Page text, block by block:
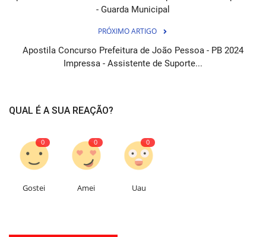
- Guarda Municipal
PRÓXIMO ARTIGO
Apostila Concurso Prefeitura de João Pessoa - PB 2024
Impressa - Assistente de Suporte...
QUAL É A SUA REAÇÃO?
0
Gostei
0
Amei
0
Uau